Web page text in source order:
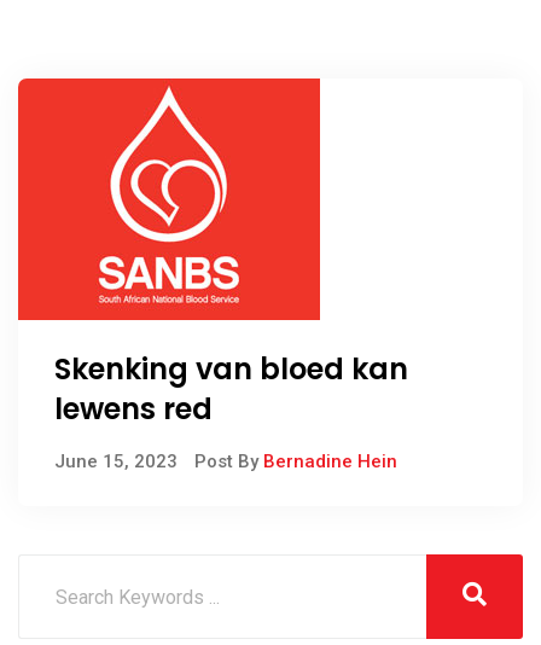
Skenking van bloed kan
lewens red
June 15, 2023 Post By Bernadine Hein